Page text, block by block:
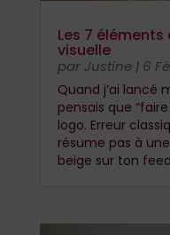
Les 7
visuelle
parJustine| 6
Quand j’ai lancé
pensais que
logo. Erreur
résume pas à
beige sur ton